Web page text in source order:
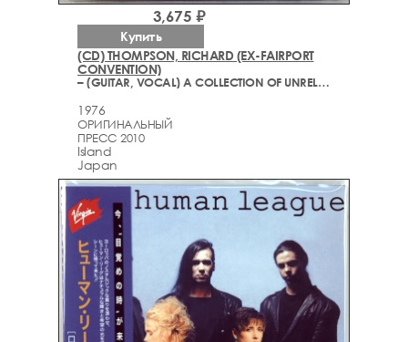
(CD) THOMPSON, RICHARD (EX-FAIRPORT
CONVENTION)
– (GUITAR, VOCAL) A COLLECTION OF UNRELEASED AND RARE MATERIAL 1967-1976
1976
ОРИГИНАЛЬНЫЙ
ПРЕСС 2010
Island
Japan
3,675 ₽
Купить